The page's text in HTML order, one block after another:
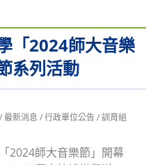
「2024師大音樂
系列活動
/最新消息 /行政單位公告/訓育組
2024師大音樂節」開幕